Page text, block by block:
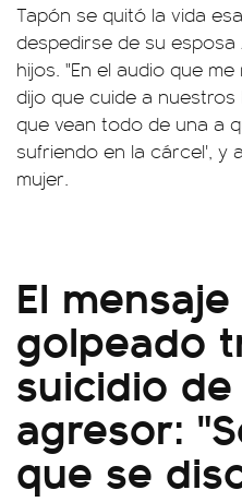
Tapón se quitó la vida
despedirse de su
hijos. "En el audio que
dijo que cuide a nuestros
que vean todo de una a
sufriendo en la cárcel', y
mujer.
El
golpeado
suicidio
agresor:
que se